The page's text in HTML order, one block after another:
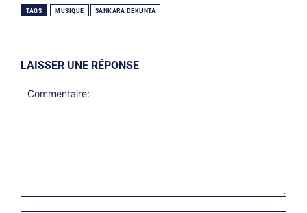
TAGS MUSIQUE SANKARA DEKUNTA
LAISSER UNE RÉPONSE